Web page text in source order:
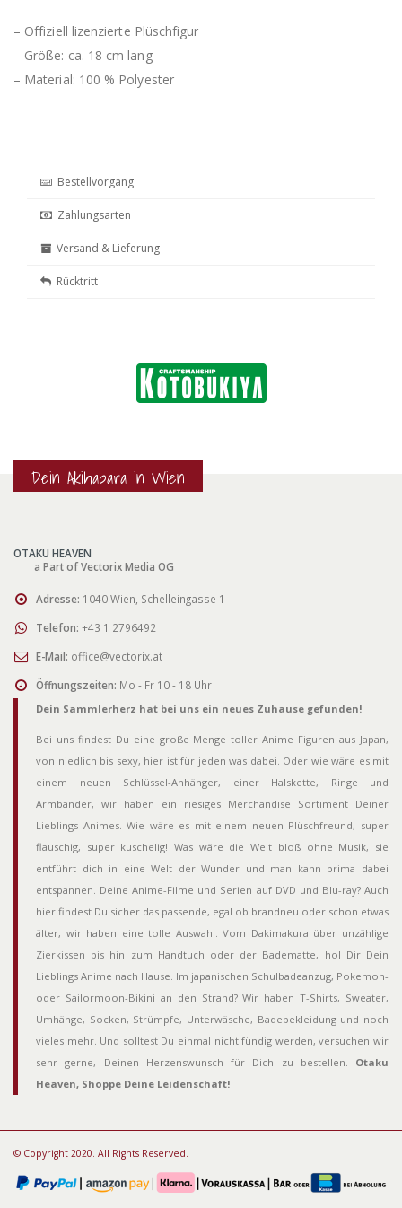
– Offiziell lizenzierte Plüschfigur
– Größe: ca. 18 cm lang
– Material: 100 % Polyester
Bestellvorgang
Zahlungsarten
Versand & Lieferung
Rücktritt
Dein Akihabara in Wien
OTAKU HEAVEN
a Part of Vectorix Media OG
Adresse: 1040 Wien, Schelleingasse 1
Telefon: +43 1 2796492
E-Mail: office@vectorix.at
Öffnungszeiten: Mo - Fr 10 - 18 Uhr
Dein Sammlerherz hat bei uns ein neues Zuhause gefunden!
Bei uns findest Du eine große Menge toller Anime Figuren aus Japan,
von niedlich bis sexy, hier ist für jeden was dabei. Oder wie wäre es mit
einem neuen Schlüssel-Anhänger, einer Halskette, Ringe und
Armbänder, wir haben ein riesiges Merchandise Sortiment Deiner
Lieblings Animes. Wie wäre es mit einem neuen Plüschfreund, super
flauschig, super kuschelig! Was wäre die Welt bloß ohne Musik, sie
entführt dich in eine Welt der Wunder und man kann prima dabei
entspannen. Deine Anime-Filme und Serien auf DVD und Blu-ray? Auch
hier findest Du sicher das passende, egal ob brandneu oder schon etwas
älter, wir haben eine tolle Auswahl. Vom Dakimakura über unzählige
Zierkissen bis hin zum Handtuch oder der Badematte, hol Dir Dein
Lieblings Anime nach Hause. Im japanischen Schulbadeanzug, Pokemon-
oder Sailormoon-Bikini an den Strand? Wir haben T-Shirts, Sweater,
Umhänge, Socken, Strümpfe, Unterwäsche, Badebekleidung und noch
vieles mehr. Und solltest Du einmal nicht fündig werden, versuchen wir
sehr gerne, Deinen Herzenswunsch für Dich zu bestellen. Otaku
Heaven, Shoppe Deine Leidenschaft!
© Copyright 2020. All Rights Reserved.